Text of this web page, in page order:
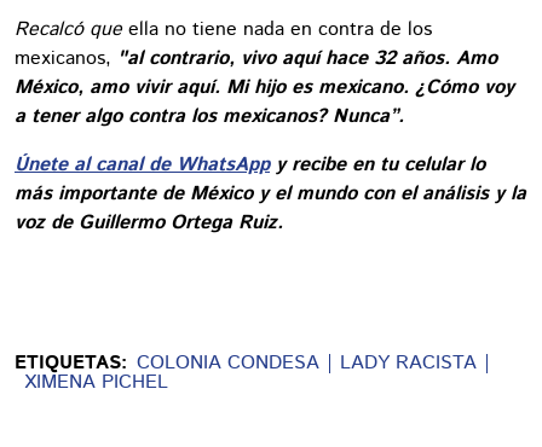
Recalcó queella no tiene nada en contra de los
mexicanos, "al contrario, vivo aquí hace 32 años. Amo
México, amo vivir aquí. Mi hijo es mexicano. ¿Cómo voy
a tener algo contra los mexicanos? Nunca”.
Únete al canal de WhatsAppy recibe en tu celular lo
más importante de México y el mundo con el análisis y la
voz de Guillermo Ortega Ruiz.
ETIQUETAS: COLONIA CONDESA LADY RACISTA
XIMENA PICHEL